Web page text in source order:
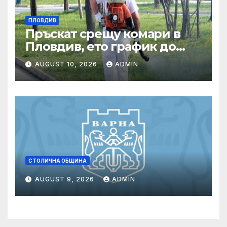
ПЛОВДИВ
Пръскат срещу комари в
Пловдив, ето график до
края на август
AUGUST 10, 2026 ADMIN
СТОЛИЧНА ОБЩИНА
AUGUST 9, 2026 ADMIN